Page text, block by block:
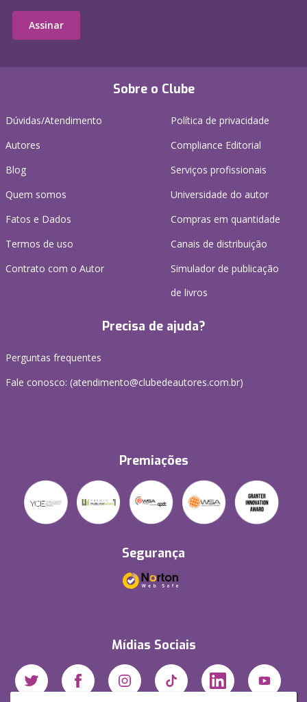
Sobre o Clube
Dúvidas/Atendimento
Autores
Blog
Quem somos
Fatos e Dados
Termos de uso
Contrato com o Autor
Política de privacidade
Compliance Editorial
Serviços profissionais
Universidade do autor
Compras em quantidade
Canais de distribuição
Simulador de publicação
de livros
Precisa de ajuda?
Perguntas frequentes
Fale conosco: (atendimento@clubedeautores.com.br)
Premiações
Segurança
Mídias Sociais
Assinar